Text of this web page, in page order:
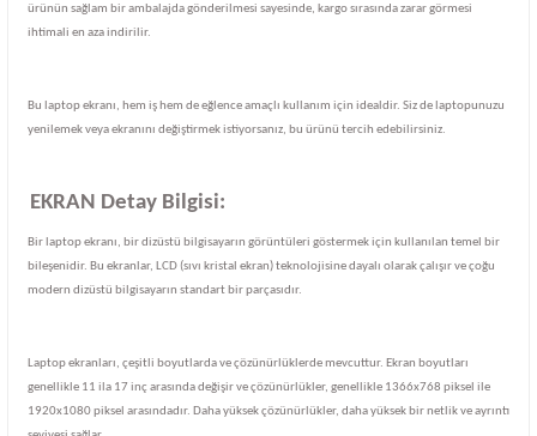
ürünün sağlam bir ambalajda gönderilmesi sayesinde, kargo sırasında zarar görmesi
ihtimali en aza indirilir.
Bu laptop ekranı, hem iş hem de eğlence amaçlı kullanım için idealdir. Siz de laptopunuzu
yenilemek veya ekranını değiştirmek istiyorsanız, bu ürünü tercih edebilirsiniz.
EKRAN Detay Bilgisi:
Bir laptop ekranı, bir dizüstü bilgisayarın görüntüleri göstermek için kullanılan temel bir
bileşenidir. Bu ekranlar, LCD (sıvı kristal ekran) teknolojisine dayalı olarak çalışır ve çoğu
modern dizüstü bilgisayarın standart bir parçasıdır.
Laptop ekranları, çeşitli boyutlarda ve çözünürlüklerde mevcuttur. Ekran boyutları
genellikle 11 ila 17 inç arasında değişir ve çözünürlükler, genellikle 1366x768 piksel ile
1920x1080 piksel arasındadır. Daha yüksek çözünürlükler, daha yüksek bir netlik ve ayrıntı